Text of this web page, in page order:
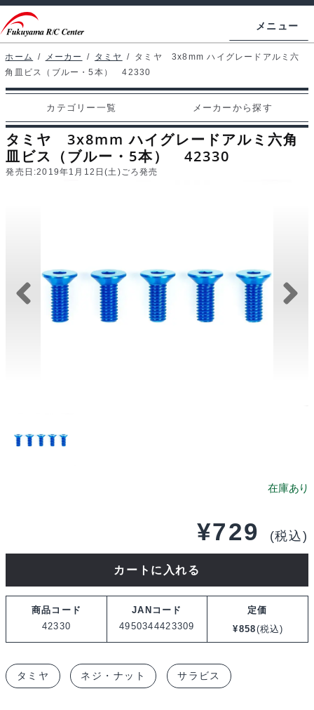
ビ
ゲ
ー
シ
ン
へ
ス
ン
テ
ン
ツ
ス
キ
ッ
メニュー
ホームページ
マイアカウント
カート
支払い
お問い合わせ
ブログ
ホーム / メーカー / タミヤ / タミヤ 3x8mm ハイグレードアルミ六
角皿ビス（ブルー・5本） 42330
カテゴリー一覧 メーカーから探す
タミヤ 3x8mm ハイグレードアルミ六角
皿ビス（ブルー・5本） 42330
発売日:2019年1月12日(土)ごろ発売
¥729 (税込)
3x8mm
ハ
グ
カートに入れる
商品コード
42330
JANコード
4950344423309
定価
¥858(税込)
タミヤ ネジ・ナット サラビス